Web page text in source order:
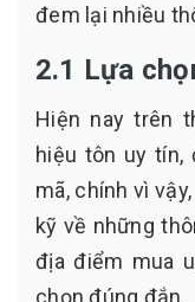
đem lại nhiều
2.1 Lựa
Hiện nay trên
hiệu tôn uy tín,
mã, chính vì
kỹ về những
địa điểm mua
chọn đúng đắn.